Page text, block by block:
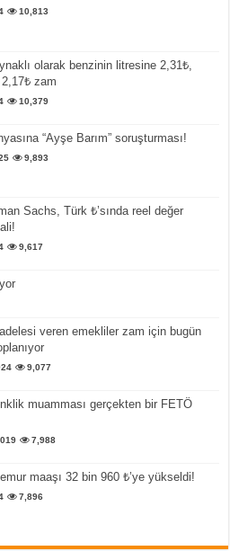
10,813
olarak benzinin litresine 2,31₺,
zam
10,379
“Ayşe Barım” soruşturması!
9,893
Sachs, Türk ₺’sında reel değer
9,617
veren emekliler zam için bugün
9,077
muamması gerçekten bir FETÖ
7,988
maaşı 32 bin 960 ₺’ye yükseldi!
7,896